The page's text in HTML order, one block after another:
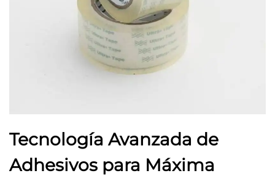
Tecnología Avanzada de
Adhesivos para Máxima